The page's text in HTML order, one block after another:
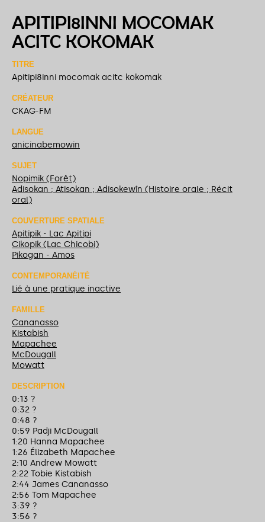
APITIPI8INNI MOCOMAK
ACITC KOKOMAK
TITRE
Apitipi8inni mocomak acitc kokomak
CRÉATEUR
CKAG-FM
LANGUE
anicinabemowin
SUJET
Nopimik (Forêt)
Adisokan ; Atisokan ; Adisokewîn (Histoire orale ; Récit
oral)
COUVERTURE SPATIALE
Apitipik - Lac Apitipi
Cikopik (Lac Chicobi)
Pikogan - Amos
CONTEMPORANÉITÉ
Lié à une pratique inactive
FAMILLE
Cananasso
Kistabish
Mapachee
McDougall
Mowatt
DESCRIPTION
0:13 ?
0:32 ?
0:48 ?
0:59 Padji McDougall
1:20 Hanna Mapachee
1:26 Élizabeth Mapachee
2:10 Andrew Mowatt
2:22 Tobie Kistabish
2:44 James Cananasso
2:56 Tom Mapachee
3:39 ?
3:56 ?